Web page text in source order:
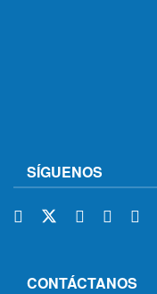
SÍGUENOS
CONTÁCTANOS